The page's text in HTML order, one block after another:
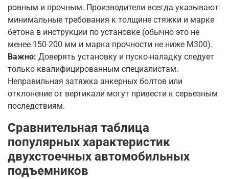
ровным и прочным. Производители всегда указывают
минимальные требования к толщине стяжки и марке
бетона в инструкции по установке (обычно это не
менее 150-200 мм и марка прочности не ниже М300).
Важно: Доверять установку и пуско-наладку следует
только квалифицированным специалистам.
Неправильная затяжка анкерных болтов или
отклонение от вертикали могут привести к серьезным
последствиям.
Сравнительная таблица
популярных характеристик
двухстоечных автомобильных
подъемников